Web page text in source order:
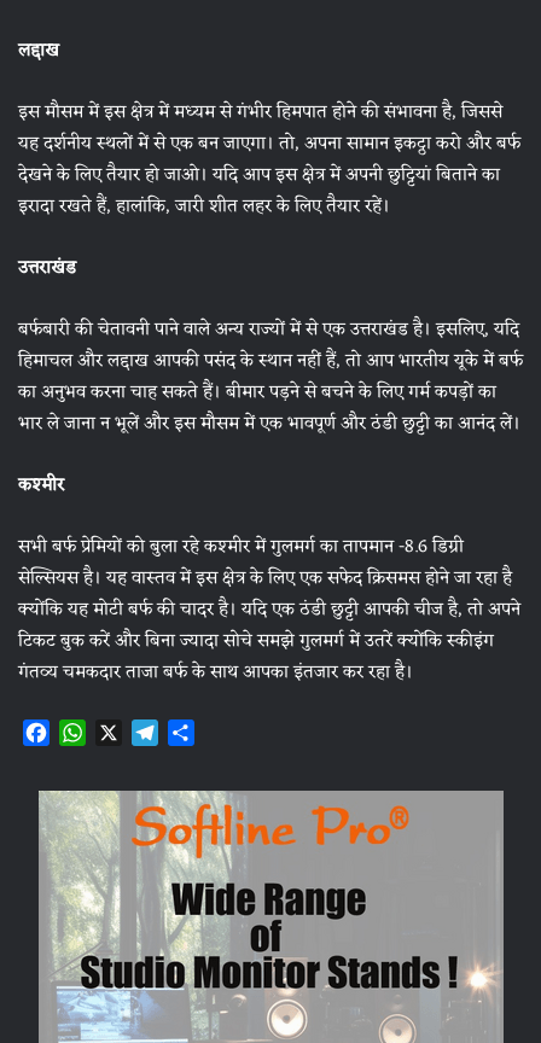
लद्दाख
इस मौसम में इस क्षेत्र में मध्यम से गंभीर हिमपात होने की संभावना है, जिससे
यह दर्शनीय स्थलों में से एक बन जाएगा। तो, अपना सामान इकट्ठा करो और बर्फ
देखने के लिए तैयार हो जाओ। यदि आप इस क्षेत्र में अपनी छुट्टियां बिताने का
इरादा रखते हैं, हालांकि, जारी शीत लहर के लिए तैयार रहें।
उत्तराखंड
बर्फबारी की चेतावनी पाने वाले अन्य राज्यों में से एक उत्तराखंड है। इसलिए, यदि
हिमाचल और लद्दाख आपकी पसंद के स्थान नहीं हैं, तो आप भारतीय यूके में बर्फ
का अनुभव करना चाह सकते हैं। बीमार पड़ने से बचने के लिए गर्म कपड़ों का
भार ले जाना न भूलें और इस मौसम में एक भावपूर्ण और ठंडी छुट्टी का आनंद लें।
कश्मीर
सभी बर्फ प्रेमियों को बुला रहे कश्मीर में गुलमर्ग का तापमान -8.6 डिग्री
सेल्सियस है। यह वास्तव में इस क्षेत्र के लिए एक सफेद क्रिसमस होने जा रहा है
क्योंकि यह मोटी बर्फ की चादर है। यदि एक ठंडी छुट्टी आपकी चीज है, तो अपने
टिकट बुक करें और बिना ज्यादा सोचे समझे गुलमर्ग में उतरें क्योंकि स्कीइंग
गंतव्य चमकदार ताजा बर्फ के साथ आपका इंतजार कर रहा है।
F
c
e
b
o
o
k
W
a
t
s
A
p
p
X T
l
e
g
r
a
m
a
r
e